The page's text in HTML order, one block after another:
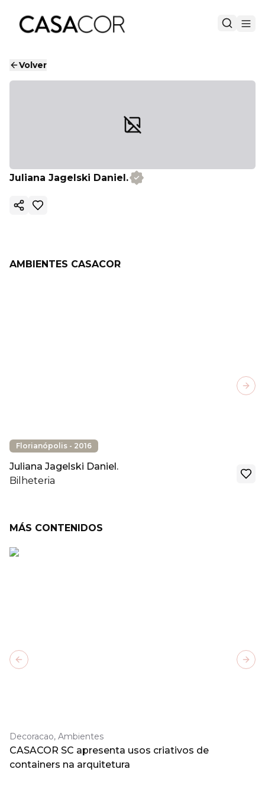
Volver
Juliana Jagelski Daniel.
Copiar enlace
AMBIENTES CASACOR
Florianópolis - 2016
Juliana Jagelski Daniel.
Bilheteria
MÁS CONTENIDOS
Decoracao, Ambientes
CASACOR SC apresenta usos criativos de
containers na arquitetura
Previous slide